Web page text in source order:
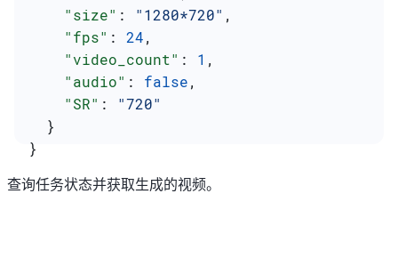
    "size"
: "1280*720" ,
    "fps"
: 24,
    "video_count"
: 1 ,
    "audio"
: false,
    "SR"
: "720"
  }
}
查询任务状态并获取生成的视频。